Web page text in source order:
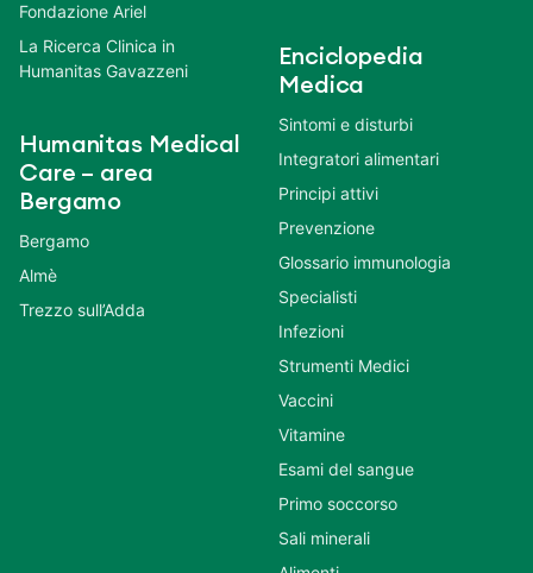
Fondazione Ariel
La Ricerca Clinica in
Humanitas Gavazzeni
Humanitas Medical
Care – area
Bergamo
Bergamo
Almè
Trezzo sull’Adda
Enciclopedia
Medica
Sintomi e disturbi
Integratori alimentari
Principi attivi
Prevenzione
Glossario immunologia
Specialisti
Infezioni
Strumenti Medici
Vaccini
Vitamine
Esami del sangue
Primo soccorso
Sali minerali